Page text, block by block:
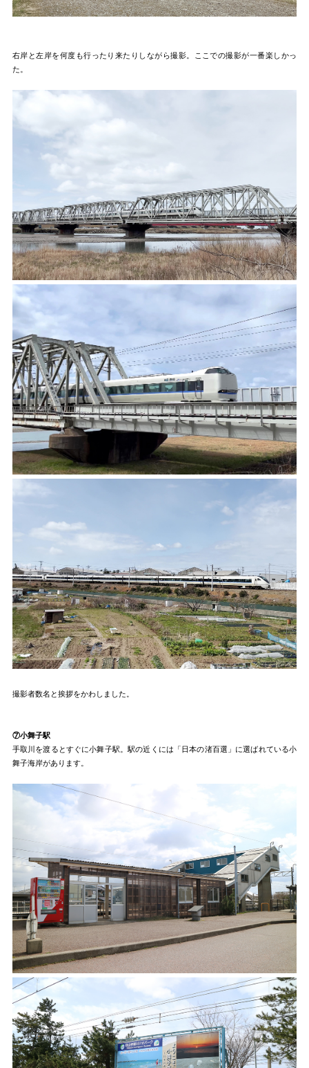
右岸と左岸を何度も行ったり来たりしながら撮影。ここでの撮影が一番楽しかっ
た。
撮影者数名と挨拶をかわしました。
⑦小舞子駅
手取川を渡るとすぐに小舞子駅。駅の近くには「日本の渚百選」に選ばれている小
舞子海岸があります。